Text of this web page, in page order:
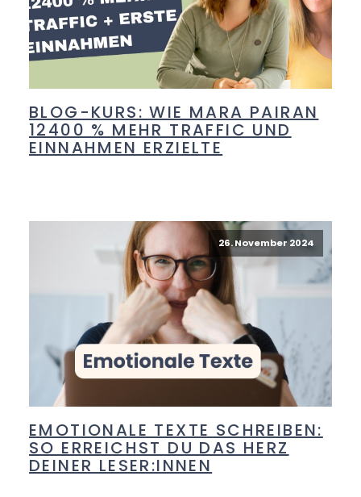
BLOG-KURS: WIE MARA PAIRAN
12400 % MEHR TRAFFIC UND
EINNAHMEN ERZIELTE
26. November 2024
EMOTIONALE TEXTE SCHREIBEN:
SO ERREICHST DU DAS HERZ
DEINER LESER:INNEN